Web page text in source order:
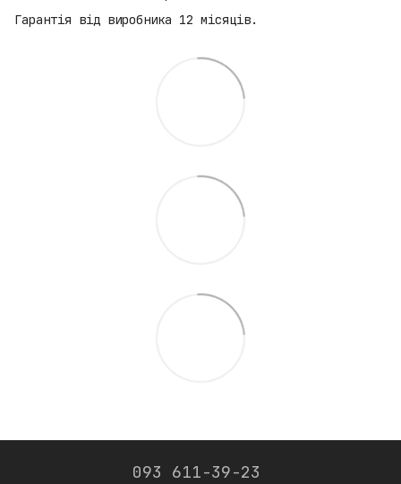
Гарантія від виробника 12 місяців.
093 611-39-23